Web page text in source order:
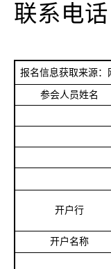
联系电
报名信息获取来源
参会人员姓名
开户行
开户名称